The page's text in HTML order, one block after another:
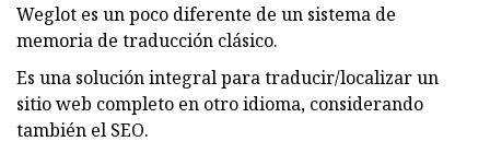
Weglot es un poco diferente de un sistema de
memoria de traducción clásico.
Es una solución integral para traducir/localizar un
sitio web completo en otro idioma, considerando
también el SEO.